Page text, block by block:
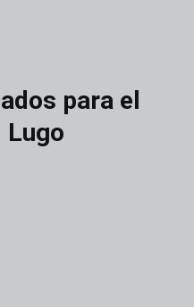
para el
Lugo